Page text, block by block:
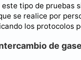
este tipo de pruebas
se realice por
los protocolos
de